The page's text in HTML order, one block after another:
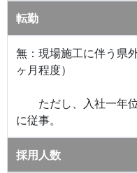
転勤
無：現場施工に伴う県
ヶ月程度）
ただし、入社一年位
に従事。
採用人数